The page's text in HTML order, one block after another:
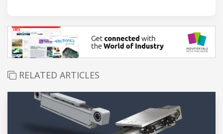
RELATED ARTICLES